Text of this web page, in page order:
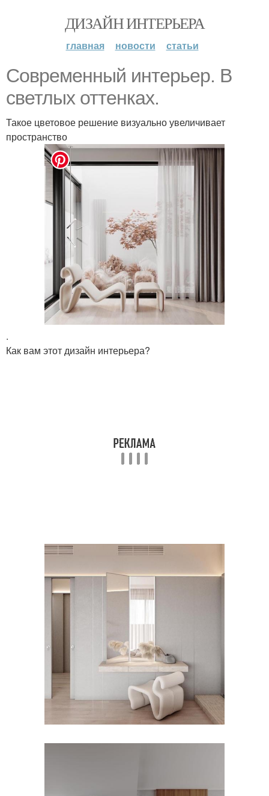
ДИЗАЙН ИНТЕРЬЕРА
главная новости статьи
Современный интерьер. В
светлых оттенках.
Такое цветовое решение визуально увеличивает
пространство
.
Как вам этот дизайн интерьера?